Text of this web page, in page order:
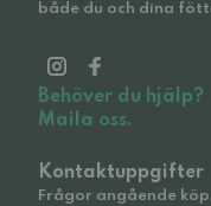
både du och dina
Behöver du hjälp?
Maila oss.
Kontaktuppgifter
Frågor angående